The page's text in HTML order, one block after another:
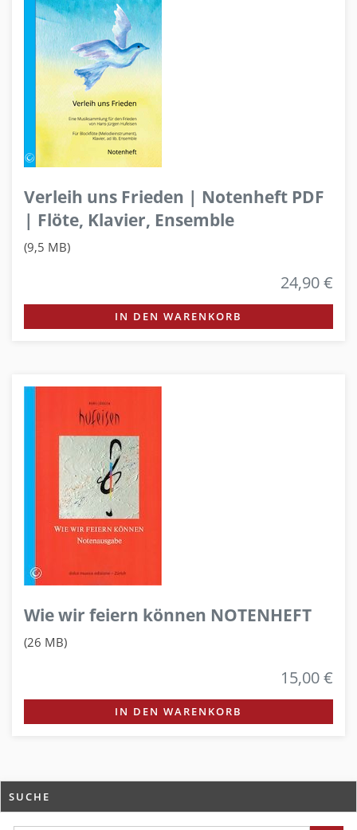
Verleih uns Frieden | Notenheft PDF
| Flöte, Klavier, Ensemble
(9,5 MB)
24,90 €
IN DEN WARENKORB
Wie wir feiern können NOTENHEFT
(26 MB)
15,00 €
IN DEN WARENKORB
SUCHE